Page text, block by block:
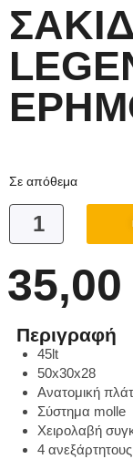
Σε απόθεμα
35,00
Περιγραφή
45lt
50x30x28
Ανατομική
Σύστημα molle
Χειρολαβή
4